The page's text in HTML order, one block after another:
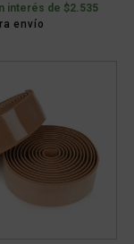
interés de $2.535
envío